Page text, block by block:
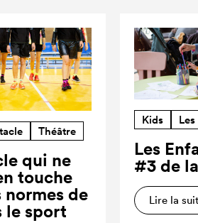
Théâtre
qui ne
touche
de
le sport
Kids
Les
#3 de
Lire la